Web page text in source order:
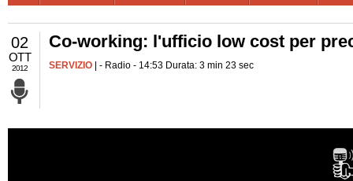
02
OTT
2012
Co-working: l'ufficio low cost per
SERVIZIO | - Radio - 14:53 Durata: 3 min 23 sec